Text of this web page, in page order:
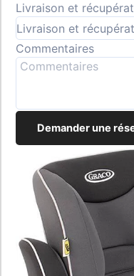
Livraison et
Commentaires
Demander une